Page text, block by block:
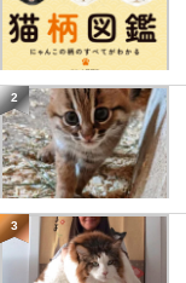
2
3